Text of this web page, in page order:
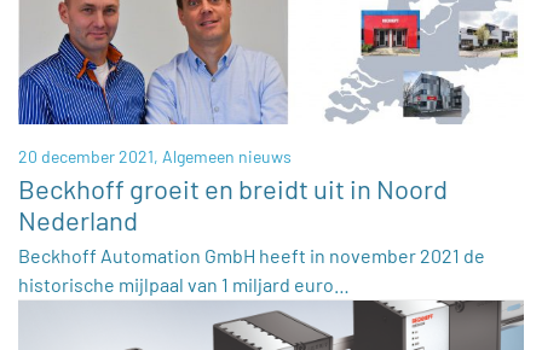
20 december 2021, Algemeen nieuws
Beckhoff groeit en breidt uit in Noord
Nederland
Beckhoff Automation GmbH heeft in november 2021 de
historische mijlpaal van 1 miljard euro…